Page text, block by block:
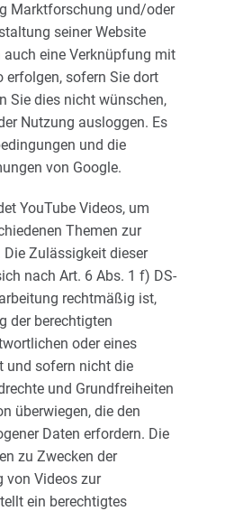
Marktforschung und/oder
seiner Website
eine Verknüpfung mit
erfolgen, sofern Sie dort
Sie dies nicht wünschen,
Nutzung ausloggen. Es
und die
von Google.
YouTube Videos, um
Themen zur
Zulässigkeit dieser
nach Art. 6 Abs. 1 f) DS-
rechtmäßig ist,
der berechtigten
oder eines
und sofern nicht die
und Grundfreiheiten
überwiegen, die den
Daten erfordern. Die
zu Zwecken der
von Videos zur
ein berechtigtes